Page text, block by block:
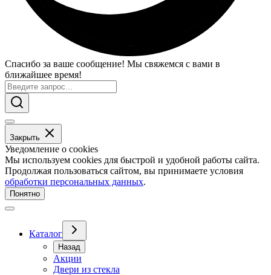
Спасибо за ваше сообщение! Мы свяжемся с вами в
ближайшее время!
Закрыть
Уведомление о cookies
Мы используем cookies для быстрой и удобной работы сайта.
Продолжая пользоваться сайтом, вы принимаете условия
обработки персональных данных.
Понятно
Каталог
Назад
Акции
Двери из стекла